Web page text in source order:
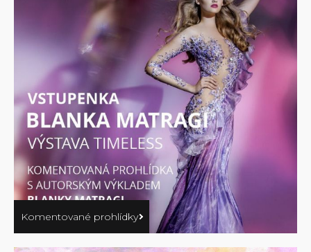
Komentované prohlídky